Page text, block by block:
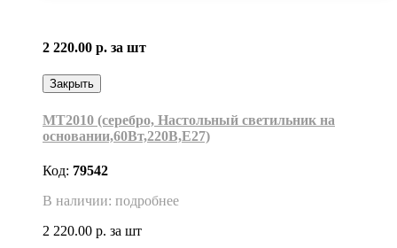
2 220.00 р. за шт
Закрыть
MT2010 (серебро, Настольный светильник на
основании,60Вт,220В,Е27)
Код: 79542
В наличии: подробнее
2 220.00 р. за шт